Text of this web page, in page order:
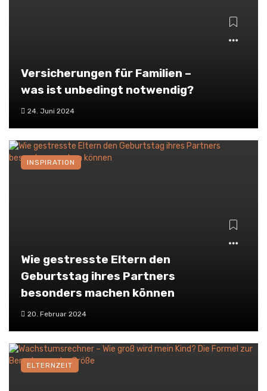
Versicherungen für Familien –
was ist unbedingt notwendig?
24. Juni 2024
Wie gestresste Eltern den
Geburtstag ihres Partners
besonders machen können
20. Februar 2024
INSPIRATION
ELTERNZEIT